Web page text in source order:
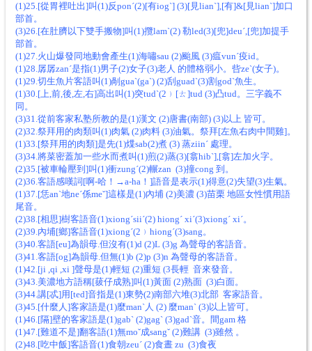
(1)25.[從胃裡吐出]叫(1)反ponˊ(2)[有iogˋ] (3)[見lianˋ],[有]&[見lianˋ]加口
部首。
(3)26.[在肚臍以下雙手搬物]叫(1)攬lamˋ(2) 勒led(3)[兜]deuˊ,[兜]加提手
部首。
(1)27.火山爆發同地動會產生(1)海嘯sau (2)颱風 (3)瘟vunˊ疫id。
(1)28.孱孱zanˊ是指(1)男子(2)女子(3)老人 的體格弱小。呰zeˋ(女子)。
(1)29.切生魚片客語叫(1)剮guaˋ(gaˋ) (2)刮guadˋ(3)割godˋ魚生。
(1)30.[上,前,後,左,右]高出叫(1)突tudˋ(2﹚[ㄊ]tud (3)凸tud。三字義不
同。
(3)31.從前客家私塾所教的是(1)漢文 (2)唐書(南部) (3)以上 皆可。
(2)32.祭拜用的肉類叫(1)肉氣 (2)肉料 (3)油氣。祭拜[左魚右肉中間雞]。
(1)33.[祭拜用的肉類]是先(1)煠sab(2)煮 (3) 蒸ziinˊ 處理。
(3)34.將菜密蓋加一些水而煮叫(1)煎(2)蒸(3)[翕hibˋ],[翕]左加火字。
(2)35.[被車輪壓到]叫(1)衝zungˊ(2)輾zan (3)撞cong 到。
(2)36.客語感嘆詞[啊-哈！→a-ha！]語音是表示(1)得意(2)失望(3)生氣。
(1)37.[恁anˋ地neˊ係meˇ]這樣是(1)內埔 (2)美濃 (3)苗栗 地區女性慣用語
尾音。
(2)38.[相思]樹客語音(1)xiongˊsiiˊ(2) hiongˊ xiˊ(3)xiongˊ xiˊ。
(2)39.內埔[鄉]客語音(1)xiongˊ(2﹚hiongˊ(3)sang。
(3)40.客語[eu]為韻母.但沒有(1)d (2)L (3)g 為聲母的客語音。
(3)41.客語[og]為韻母.但無(1)b (2)p (3)n 為聲母的客語音。
(1)42.[ji ,qi ,xi ]聲母是(1)輕短 (2)重短 (3長輕 音來發音。
(3)43.美濃地方語稱[菝仔成熟]叫(1)黃面 (2)熟面 (3)白面。
(3)44.講[忒]用[ted]音指是(1)東勢(2)南部六堆(3)北部 客家語音。
(3)45.[什麼人]客家語是(1)麼manˋ人 (2) 麼manˋ (3)以上皆可。
(1)46.[隔]壁的客家語是(1)gabˋ (2)gagˋ (3)gadˋ音。間gam 格
(1)47.[難道不是]翻客語(1)無moˇ成sangˇ (2)難講 (3)雖然 。
(2)48.[吃中飯]客語音(1)食朝zeuˊ (2)食晝 zu (3)食夜